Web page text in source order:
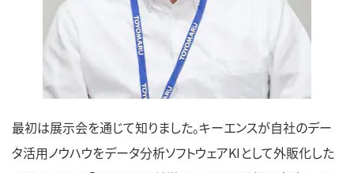
最初は展示会を通じて知りました。キーエンスが自社のデー
タ活用ノウハウをデータ分析ソフトウェアKIとして外販化した